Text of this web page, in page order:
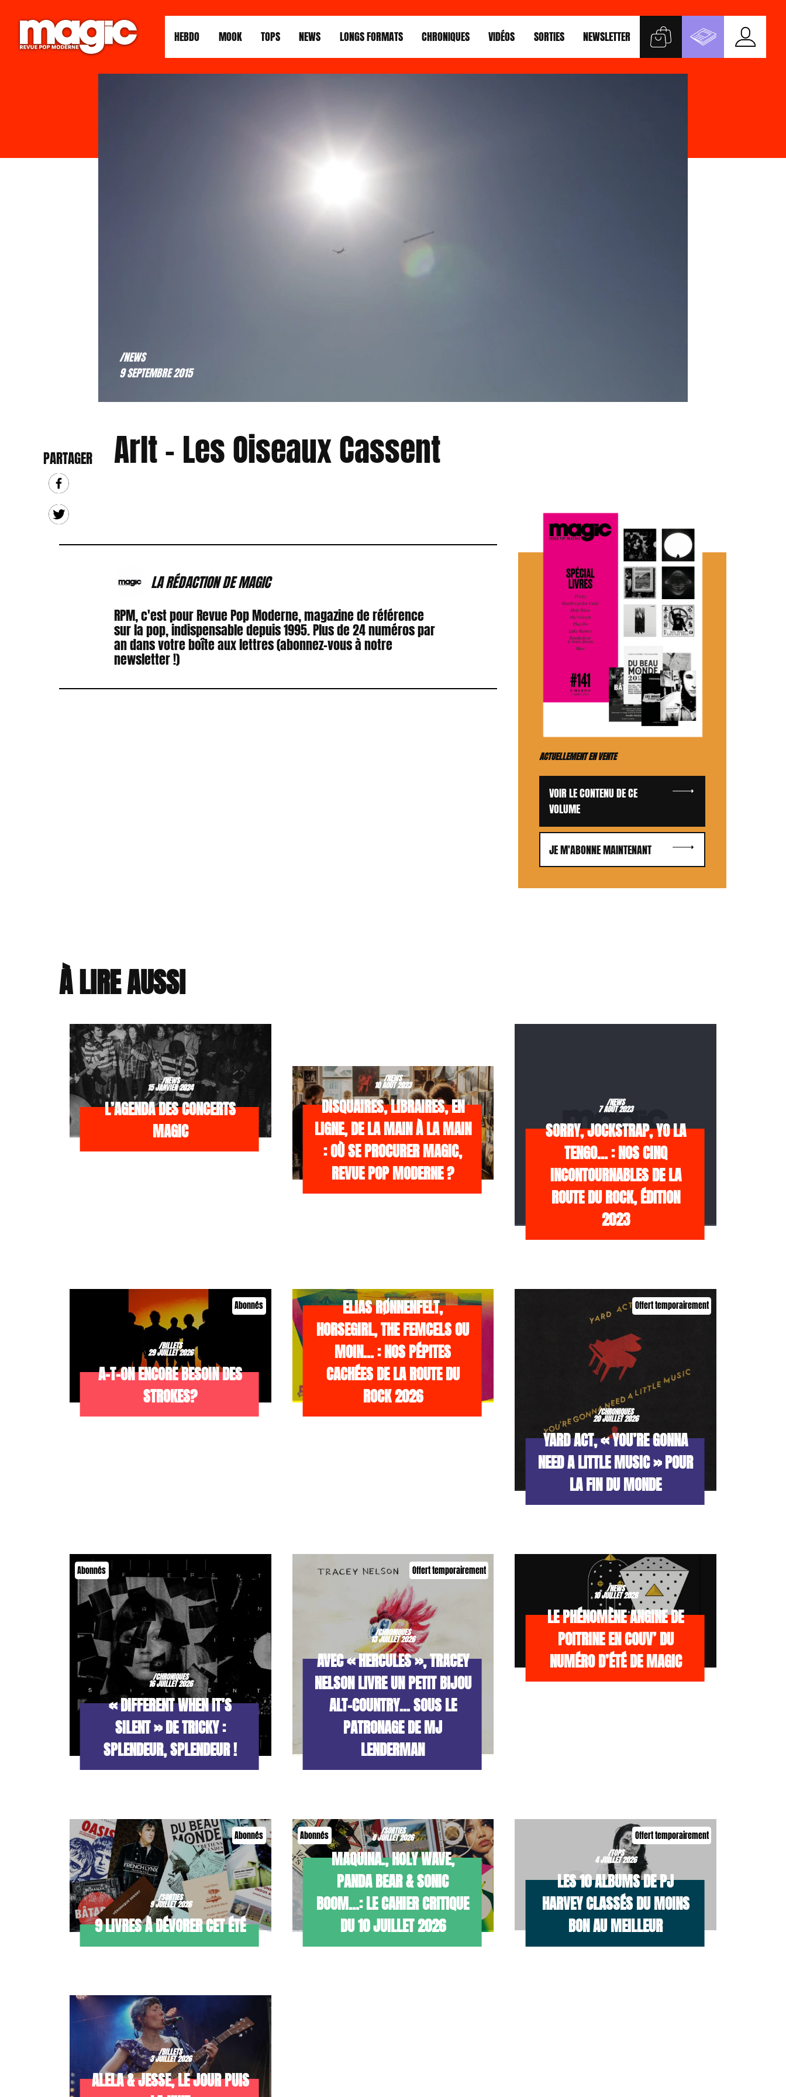
HEBDO MOOK TOPS NEWS LONGS FORMATS CHRONIQUES VIDÉOS SORTIES NEWSLETTER
/NEWS
9 SEPTEMBRE 2015
Arlt – Les Oiseaux Cassent
PARTAGER
LA RÉDACTION DE MAGIC
RPM, c'est pour Revue Pop Moderne, magazine de référence
sur la pop, indispensable depuis 1995. Plus de 24 numéros par
an dans votre boîte aux lettres (abonnez-vous à notre
newsletter !)
ACTUELLEMENT EN VENTE
VOIR LE CONTENU DE CE
VOLUME
JE M'ABONNE MAINTENANT
À LIRE AUSSI
/NEWS
15 JANVIER 2024
L’AGENDA DES CONCERTS
MAGIC
/NEWS
10 AOÛT 2023
DISQUAIRES, LIBRAIRES, EN
LIGNE, DE LA MAIN À LA MAIN
: OÙ SE PROCURER MAGIC,
REVUE POP MODERNE ?
/NEWS
7 AOÛT 2023
SORRY, JOCKSTRAP, YO LA
TENGO… : NOS CINQ
INCONTOURNABLES DE LA
ROUTE DU ROCK, ÉDITION
2023
Abonnés
/BILLETS
29 JUILLET 2026
A-T-ON ENCORE BESOIN DES
STROKES?
ELIAS RØNNENFELT,
HORSEGIRL, THE FEMCELS OU
MOIN… : NOS PÉPITES
CACHÉES DE LA ROUTE DU
ROCK 2026
Offert temporairement
/CHRONIQUES
20 JUILLET 2026
YARD ACT, « YOU’RE GONNA
NEED A LITTLE MUSIC » POUR
LA FIN DU MONDE
Abonnés
/CHRONIQUES
16 JUILLET 2026
« DIFFERENT WHEN IT’S
SILENT » DE TRICKY :
SPLENDEUR, SPLENDEUR !
Offert temporairement
/CHRONIQUES
13 JUILLET 2026
AVEC « HERCULES », TRACEY
NELSON LIVRE UN PETIT BIJOU
ALT-COUNTRY… SOUS LE
PATRONAGE DE MJ
LENDERMAN
/NEWS
10 JUILLET 2026
LE PHÉNOMÈNE ANGINE DE
POITRINE EN COUV’ DU
NUMÉRO D’ÉTÉ DE MAGIC
Abonnés
/SORTIES
9 JUILLET 2026
9 LIVRES À DÉVORER CET ÉTÉ
Abonnés /SORTIES
8 JUILLET 2026
MAQUINA., HOLY WAVE,
PANDA BEAR & SONIC
BOOM…: LE CAHIER CRITIQUE
DU 10 JUILLET 2026
Offert temporairement
/TOPS
4 JUILLET 2026
LES 10 ALBUMS DE PJ
HARVEY CLASSÉS DU MOINS
BON AU MEILLEUR
/BILLETS
3 JUILLET 2026
ALELA & JESSE, LE JOUR PUIS